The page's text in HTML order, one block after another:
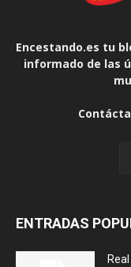
Encestando.es tu
informado de las
ENTRADAS